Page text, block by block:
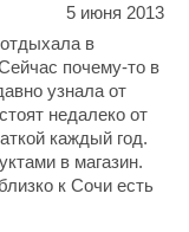
5 июня 2013
в
почему-то в
узнала от
недалеко от
каждый год.
в магазин.
к Сочи есть